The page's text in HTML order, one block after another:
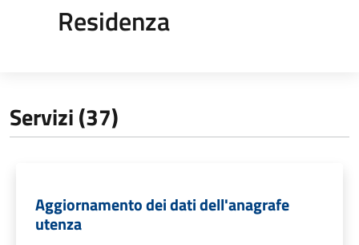
Residenza
Servizi (37)
Aggiornamento dei dati dell'anagrafe
utenza